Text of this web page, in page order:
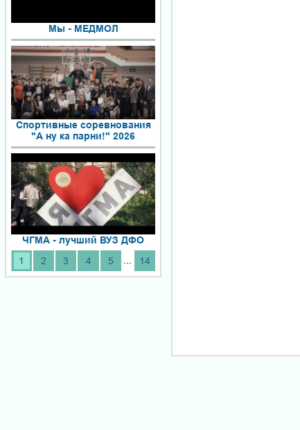
Мы - МЕДМОЛ
Спортивные соревнования
"А ну ка парни!" 2026
ЧГМА - лучший ВУЗ ДФО
1
2 3 4 5 ... 14